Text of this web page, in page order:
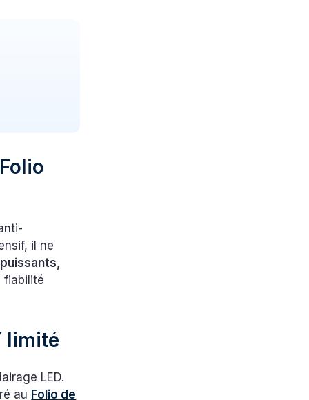
il ne
fiabilité
limité
LED.
au Folio de